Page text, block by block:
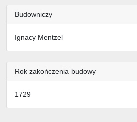
Budowniczy
Ignacy Mentzel
Rok zakończenia budowy
1729